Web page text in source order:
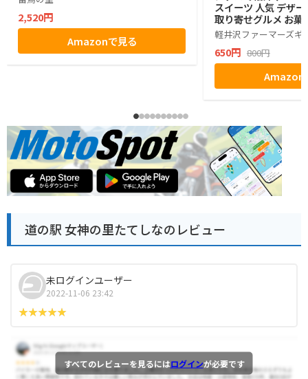
2,520円
Amazonで見る
スイーツ 人気 デザ
取り寄せグルメ お菓
グミ ぶどう シャイ
ゼント ギフト お土
小分け ばらまき バ
生活 ハロウィン 母
お返し かわいい き
マーズギフト
軽井沢ファーマーズギ
650円 800円
Amazon
道の駅 女神の里たてしなのレビュー
未ログインユーザー
2022-11-06 23:42
すべてのレビューを見るにはログインが必要です